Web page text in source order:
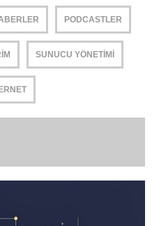
PODCASTLER
SUNUCU YÖNETIMI